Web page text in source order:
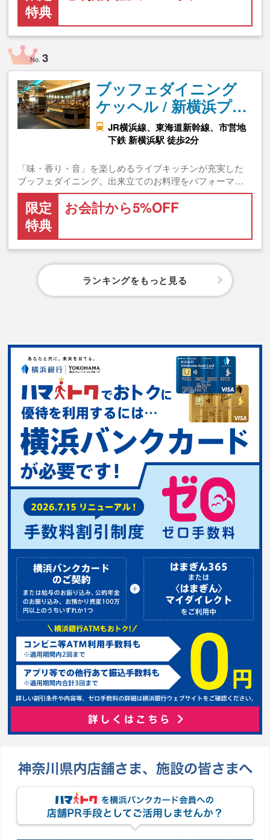
特典
No.3
ブッフェダイニング
ケッヘル / 新横浜プ…
JR横浜線、東海道新幹線、市営地
下鉄 新横浜駅 徒歩2分
「味・香り・音」を楽しめるライブキッチンが充実した
ブッフェダイニング。出来立てのお料理をパフォーマ…
限定
特典
お会計から5%OFF
ランキングをもっと見る